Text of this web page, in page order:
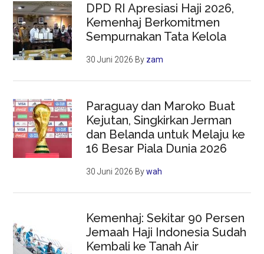
DPD RI Apresiasi Haji 2026,
Kemenhaj Berkomitmen
Sempurnakan Tata Kelola
30 Juni 2026 By zam
Paraguay dan Maroko Buat
Kejutan, Singkirkan Jerman
dan Belanda untuk Melaju ke
16 Besar Piala Dunia 2026
30 Juni 2026 Bywah
Kemenhaj: Sekitar 90 Persen
Jemaah Haji Indonesia Sudah
Kembali ke Tanah Air